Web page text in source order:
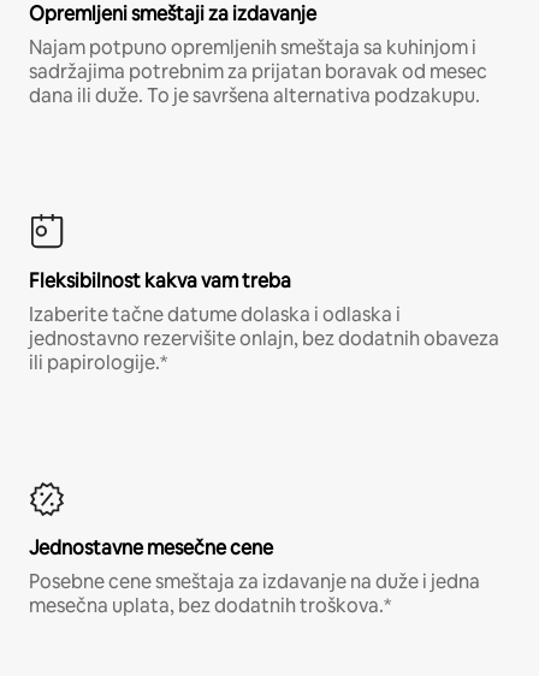
Opremljeni smeštaji za izdavanje
Najam potpuno opremljenih smeštaja sa kuhinjom i
sadržajima potrebnim za prijatan boravak od mesec
dana ili duže. To je savršena alternativa podzakupu.
Fleksibilnost kakva vam treba
Izaberite tačne datume dolaska i odlaska i
jednostavno rezervišite onlajn, bez dodatnih obaveza
ili papirologije.*
Jednostavne mesečne cene
Posebne cene smeštaja za izdavanje na duže i jedna
mesečna uplata, bez dodatnih troškova.*